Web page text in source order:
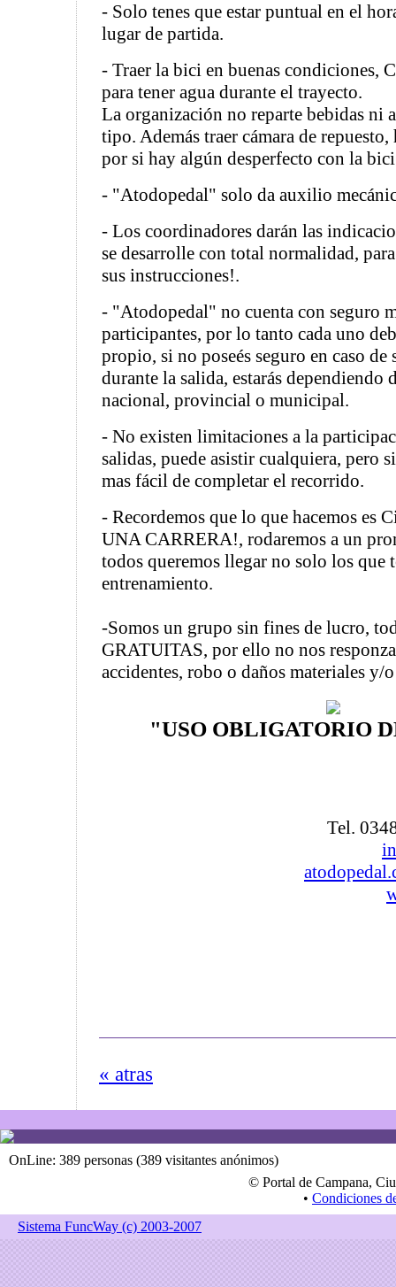
- Solo tenes que estar puntual en el
lugar de partida.
- Traer la bici en buenas condiciones,
para tener agua durante el trayecto.
La organización no reparte bebidas ni
tipo. Además traer cámara de repuesto,
por si hay algún desperfecto con la
- "Atodopedal" solo da auxilio
- Los coordinadores darán las
se desarrolle con total normalidad,
sus instrucciones!.
- "Atodopedal" no cuenta con seguro
participantes, por lo tanto cada uno
propio, si no poseés seguro en caso
durante la salida, estarás dependiendo
nacional, provincial o municipal.
- No existen limitaciones a la
salidas, puede asistir cualquiera, pero
mas fácil de completar el recorrido.
- Recordemos que lo que hacemos es
UNA CARRERA!, rodaremos a un
todos queremos llegar no solo los que
entrenamiento.
-Somos un grupo sin fines de lucro,
GRATUITAS, por ello no nos
accidentes, robo o daños materiales y/
"USO OBLIGATORIO
Tel.
« atras
OnLine: 389 personas (389 visitantes anónimos)
© Portal de Campana,
• Condiciones
Sistema FuncWay (c) 2003-2007